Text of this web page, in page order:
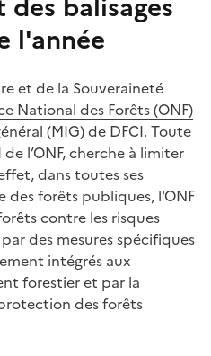
l'année
et de la Souveraineté
National des Forêts (ONF)
(MIG) de DFCI. Toute
l’ONF, cherche à limiter
dans toutes ses
des forêts publiques, l'ONF
contre les risques
des mesures spécifiques
intégrés aux
forestier et par la
des forêts